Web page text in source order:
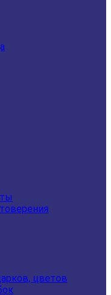
цветов